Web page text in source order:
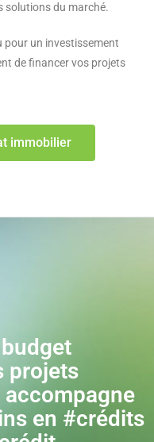
solutions du marché.
pour un investissement
de financer vos projets
immobilier
projets
accompagne
en #crédits